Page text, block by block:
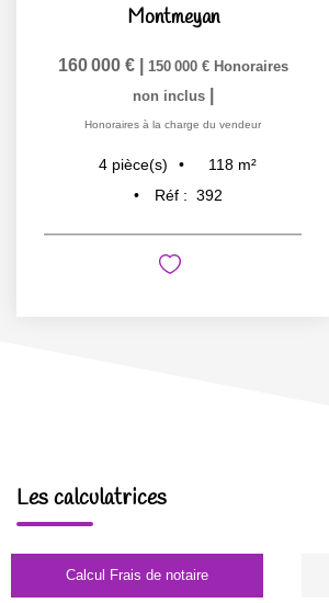
Montmeyan
160 000 € 150 000 € Honoraires
non inclus
Honoraires à la charge du vendeur
4 pièce(s) 118 m²
Réf : 392
Les calculatrices
Calcul Frais de notaire